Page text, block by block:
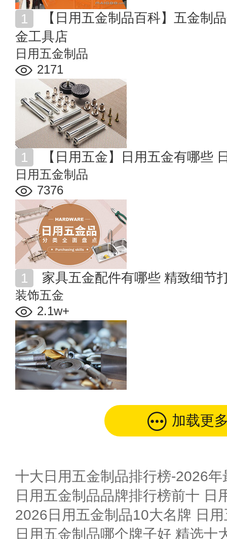
金工具店
日用五金制品
2171
【日用五金】日用五金有哪些
日用五金制品
7376
家具五金配件有哪些 精致细节
装饰五金
2.1w+
加载更
十大日用五金制品排行榜-2026年
2026日用五金制品10大名牌 日
日用五金制品哪个牌子好 精选十